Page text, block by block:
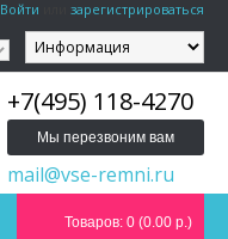
Войти зарегистрироваться
+7(495) 118-4270
Мы перезвоним вам
mail@vse-remni.ru
Товаров: 0 (0.00 р.)